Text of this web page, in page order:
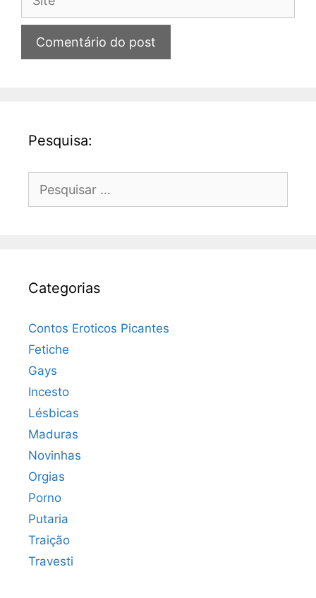
Pesquisa:
por:
Categorias
Contos Eroticos Picantes
Fetiche
Gays
Incesto
Lésbicas
Maduras
Novinhas
Orgias
Porno
Putaria
Traição
Travesti